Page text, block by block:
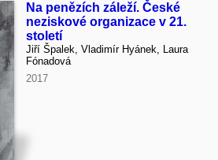
Na penězích záleží. České
neziskové organizace v 21.
století
Jiří Špalek, Vladimír Hyánek, Laura
Fónadová
2017